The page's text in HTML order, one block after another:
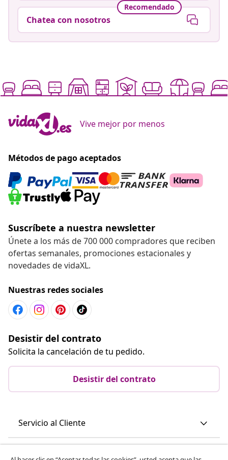
Recomendado
Chatea con nosotros
Vive mejor por menos
Métodos de pago aceptados
Suscríbete a nuestra newsletter
Únete a los más de 700 000 compradores que reciben
ofertas semanales, promociones estacionales y
novedades de vidaXL.
Nuestras redes sociales
Desistir del contrato
Solicita la cancelación de tu pedido.
Desistir del contrato
Servicio al Cliente